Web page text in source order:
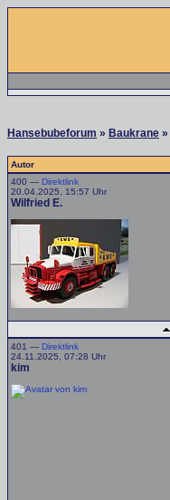
Hansebubeforum » Baukrane »
Autor
400 — Direktlink
20.04.2025, 15:57 Uhr
Wilfried E.
401 — Direktlink
24.11.2025, 07:28 Uhr
kim